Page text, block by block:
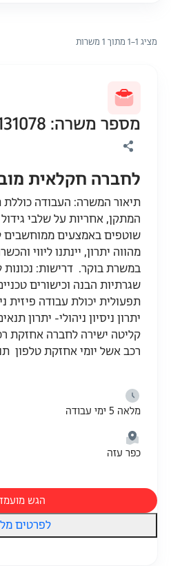
מציג 1–1 מתוך 1 משרות
מספר משרה: 131078
תיאור המשרה: העבודה כוללת
המתקן, אחריות על שלבי
שוטפים באמצעים ממוחשבים
מהווה יתרון, יינתנו ליווי
במשרת בוקר. דרישות:
שגרתיות הבנה וכישורים
תפעולית יכולת עבודה פיזית
יתרון ניסיון ניהולי- יתרון
קליטה ישירה לחברה אחזקת
רכב אשל יומי אחזקת טלפון
מלאה 5 ימי עבודה
כפר עזה
הגש
לפרטים